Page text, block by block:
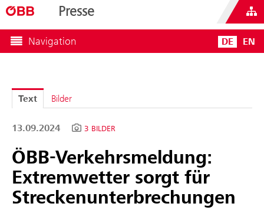
Presse
Navigation DE EN
Text Bilder
13.09.2024 3 BILDER
ÖBB-Verkehrsmeldung:
Extremwetter sorgt für
Streckenunterbrechungen